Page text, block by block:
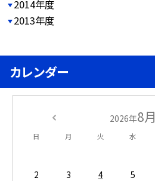
2014年度
2013年度
カレンダー
2026年8月
日 月 火 水
2
3 4 5